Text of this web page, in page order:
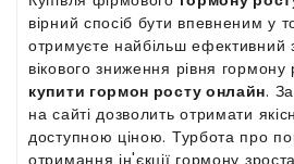
вірний спосіб бути впевненим у
отримуєте найбільш ефективний
вікового зниження рівня
купити гормон росту онлайн.
на сайті дозволить отримати
доступною ціною. Турбота про
отримання ін'єкції гормону